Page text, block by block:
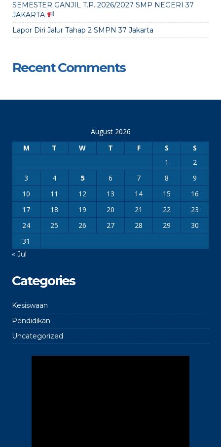
SEMESTER GANJIL T.P. 2026/2027 SMP NEGERI 37
JAKARTA
Lapor Diri Jalur Tahap 2 SMPN 37 Jakarta
Recent Comments
August 2026
M
T W T F S
S
1
2
3
4 5 6 7 8
9
10
11 12 13 14 15
16
17
18 19 20 21 22
23
24
25 26 27 28 29
30
31
« Jul
Categories
Kesiswaan
Pendidikan
Uncategorized